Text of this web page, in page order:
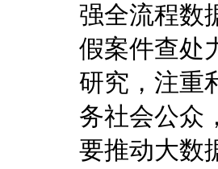
强全流程数
假案件查处
研究，注重
务社会公众
要推动大数